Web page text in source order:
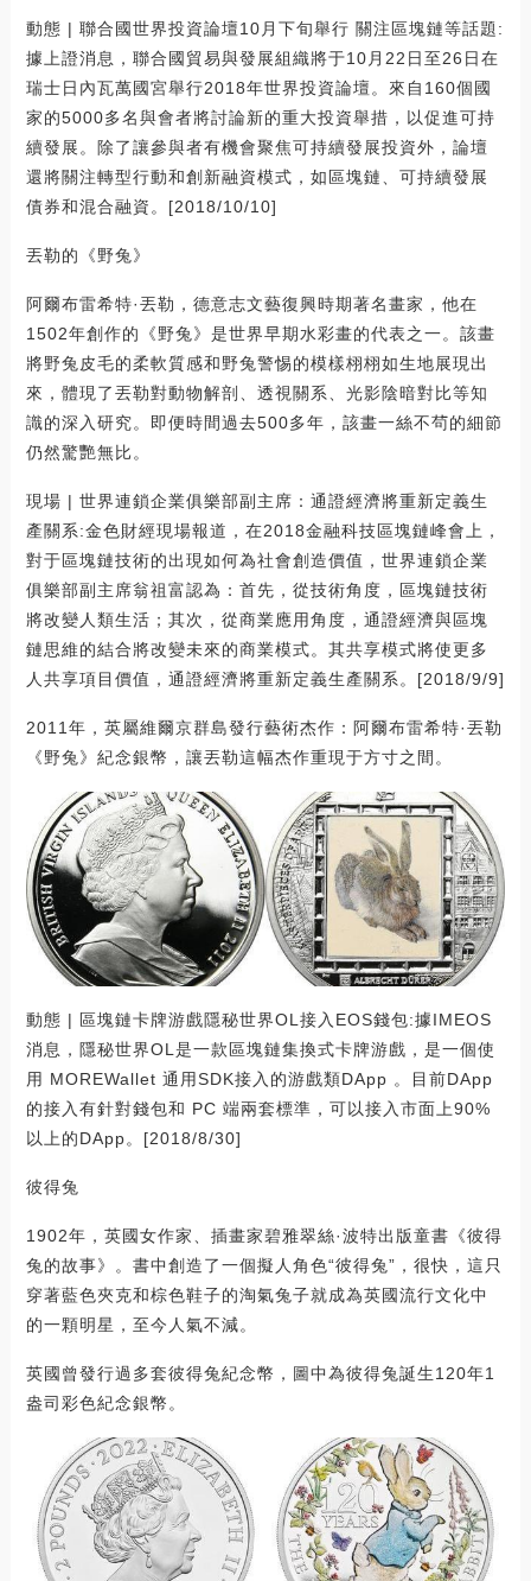
動態 | 聯合國世界投資論壇10月下旬舉行 關注區塊鏈等話題:
據上證消息，聯合國貿易與發展組織將于10月22日至26日在
瑞士日內瓦萬國宮舉行2018年世界投資論壇。來自160個國
家的5000多名與會者將討論新的重大投資舉措，以促進可持
續發展。除了讓參與者有機會聚焦可持續發展投資外，論壇
還將關注轉型行動和創新融資模式，如區塊鏈、可持續發展
債券和混合融資。[2018/10/10]
丟勒的《野兔》
阿爾布雷希特·丟勒，德意志文藝復興時期著名畫家，他在
1502年創作的《野兔》是世界早期水彩畫的代表之一。該畫
將野兔皮毛的柔軟質感和野兔警惕的模樣栩栩如生地展現出
來，體現了丟勒對動物解剖、透視關系、光影陰暗對比等知
識的深入研究。即便時間過去500多年，該畫一絲不茍的細節
仍然驚艷無比。
現場 | 世界連鎖企業俱樂部副主席：通證經濟將重新定義生
產關系:金色財經現場報道，在2018金融科技區塊鏈峰會上，
對于區塊鏈技術的出現如何為社會創造價值，世界連鎖企業
俱樂部副主席翁祖富認為：首先，從技術角度，區塊鏈技術
將改變人類生活；其次，從商業應用角度，通證經濟與區塊
鏈思維的結合將改變未來的商業模式。其共享模式將使更多
人共享項目價值，通證經濟將重新定義生產關系。[2018/9/9]
2011年，英屬維爾京群島發行藝術杰作：阿爾布雷希特·丟勒
《野兔》紀念銀幣，讓丟勒這幅杰作重現于方寸之間。
動態 | 區塊鏈卡牌游戲隱秘世界OL接入EOS錢包:據IMEOS
消息，隱秘世界OL是一款區塊鏈集換式卡牌游戲，是一個使
用 MOREWallet 通用SDK接入的游戲類DApp 。目前DApp
的接入有針對錢包和 PC 端兩套標準，可以接入市面上90%
以上的DApp。[2018/8/30]
彼得兔
1902年，英國女作家、插畫家碧雅翠絲·波特出版童書《彼得
兔的故事》。書中創造了一個擬人角色“彼得兔”，很快，這只
穿著藍色夾克和棕色鞋子的淘氣兔子就成為英國流行文化中
的一顆明星，至今人氣不減。
英國曾發行過多套彼得兔紀念幣，圖中為彼得兔誕生120年1
盎司彩色紀念銀幣。